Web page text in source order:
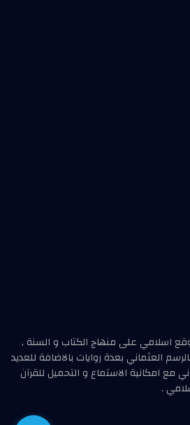
اسلامي على منهاج الكتاب و السنة ,
العثماني بعدة روايات بالاضافة للعديد
مع امكانية الاستماع و التحميل للقرآن
.